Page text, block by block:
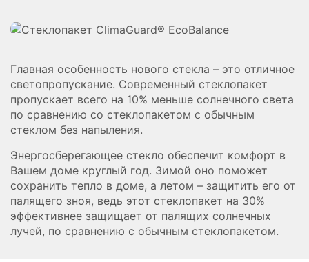
Главная особенность нового стекла – это отличное
светопропускание. Современный стеклопакет
пропускает всего на 10% меньше солнечного света
по сравнению со стеклопакетом с обычным
стеклом без напыления.
Энергосберегающее стекло обеспечит комфорт в
Вашем доме круглый год. Зимой оно поможет
сохранить тепло в доме, а летом – защитить его от
палящего зноя, ведь этот стеклопакет на 30%
эффективнее защищает от палящих солнечных
лучей, по сравнению с обычным стеклопакетом.